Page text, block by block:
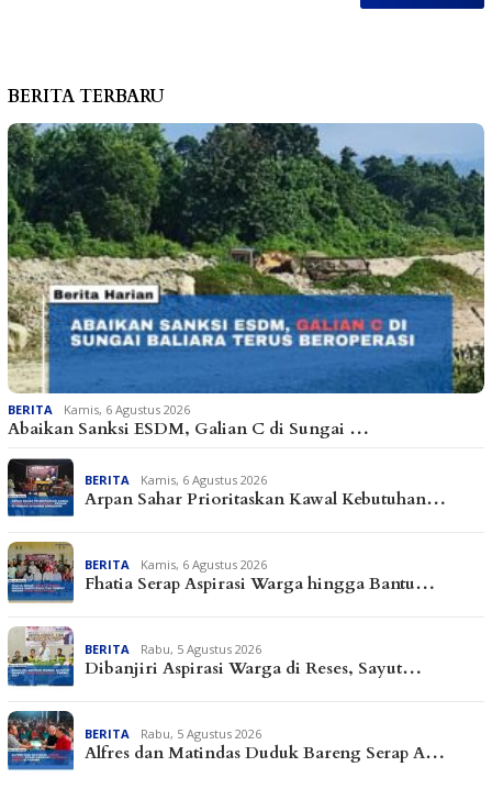
BERITA TERBARU
BERITA Kamis, 6 Agustus 2026
Abaikan Sanksi ESDM, Galian C di Sungai …
BERITA Kamis, 6 Agustus 2026
Arpan Sahar Prioritaskan Kawal Kebutuhan…
BERITA Kamis, 6 Agustus 2026
Fhatia Serap Aspirasi Warga hingga Bantu…
BERITA Rabu, 5 Agustus 2026
Dibanjiri Aspirasi Warga di Reses, Sayut…
BERITA Rabu, 5 Agustus 2026
Alfres dan Matindas Duduk Bareng Serap A…